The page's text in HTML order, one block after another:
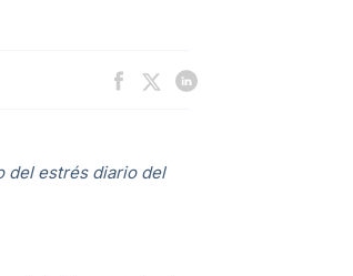
del estrés diario del